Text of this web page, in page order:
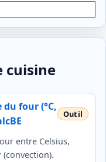
cuisine
four (°C,
entre Celsius,